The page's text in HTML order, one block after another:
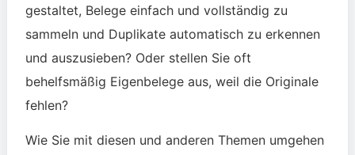
gestaltet, Belege einfach und vollständig zu
sammeln und Duplikate automatisch zu erkennen
und auszusieben? Oder stellen Sie oft
behelfsmäßig Eigenbelege aus, weil die Originale
fehlen?
Wie Sie mit diesen und anderen Themen umgehen